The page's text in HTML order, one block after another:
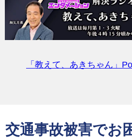
「教えて、あきちゃん」
交通事故被害でお